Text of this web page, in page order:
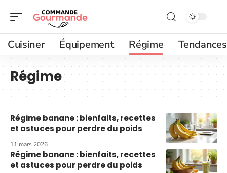
Cuisiner Équipement Régime Tendances
Régime
Régime banane : bienfaits, recettes
et astuces pour perdre du poids
11 mars 2026
Régime banane : bienfaits, recettes
et astuces pour perdre du poids